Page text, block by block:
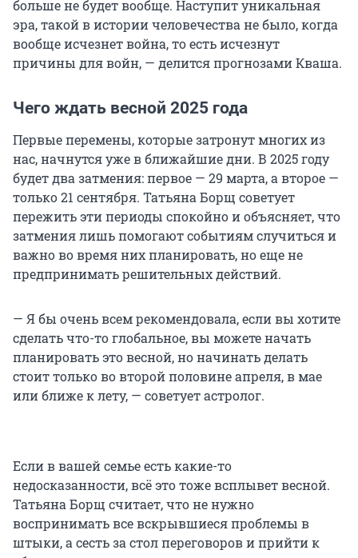
больше не будет вообще. Наступит уникальная
эра, такой в истории человечества не было, когда
вообще исчезнет война, то есть исчезнут
причины для войн, — делится прогнозами Кваша.
Чего ждать весной 2025 года
Первые перемены, которые затронут многих из
нас, начнутся уже в ближайшие дни. В 2025 году
будет два затмения: первое — 29 марта, а второе —
только 21 сентября. Татьяна Борщ советует
пережить эти периоды спокойно и объясняет, что
затмения лишь помогают событиям случиться и
важно во время них планировать, но еще не
предпринимать решительных действий.
— Я бы очень всем рекомендовала, если вы хотите
сделать что-то глобальное, вы можете начать
планировать это весной, но начинать делать
стоит только во второй половине апреля, в мае
или ближе к лету, — советует астролог.
Если в вашей семье есть какие-то
недосказанности, всё это тоже всплывет весной.
Татьяна Борщ считает, что не нужно
воспринимать все вскрывшиеся проблемы в
штыки, а сесть за стол переговоров и прийти к